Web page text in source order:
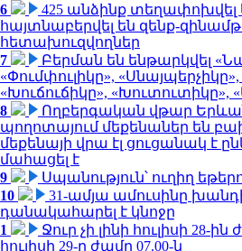
6
425 անձինք տեղափոխվել
հայտնաբերվել են զենք-
հետախուզվողներ
7
Բերման են ենթարկվել
«Փումփուլիկը»,
«Խուճուճիկը», «Խուտուտիկը»,
8
Ողբերգական վթար
պողոտայում մեքենաներ են
մեքենայի վրա էլ ցուցանակ է
մահացել է
9
Սպանություն՝ ուղիղ
10
31-ամյա ամուսինը
դանակահարել է կնոջը
1
Ջուր չի լինի հուլիսի 28-
հուլիսի 29-ը ժամը 07.00-ն